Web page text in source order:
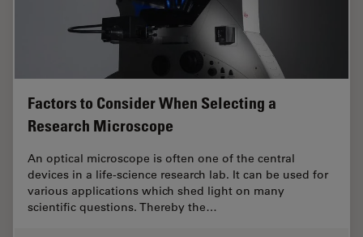
Factors to Consider When Selecting a
Research Microscope
An optical microscope is often one of the central
devices in a life-science research lab. It can be used for
various applications which shed light on many
scientific questions. Thereby the…